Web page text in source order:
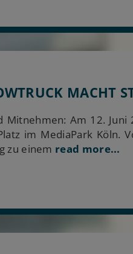
MACHT
Mitnehmen: Am 12.
im MediaPark Köln.
zu einem read more...